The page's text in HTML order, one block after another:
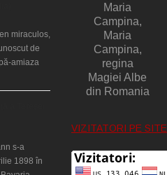
miraculos,
de
amiaza
s-a
1898 în
Maria
Campina,
Maria
Campina,
regina
Magiei Albe
din Romania
VIZITATORI PE SITE